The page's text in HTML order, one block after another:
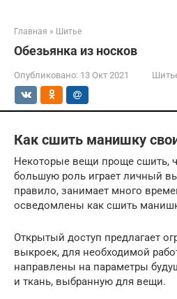
Главная » Шитье
Обезьянка из носков
Опубликовано: 13 Окт 2021
Как сшить манишку
Некоторые вещи проще сшить,
большую роль играет личный
правило, занимает много
осведомлены как сшить
Открытый доступ предлагает
выкроек, для необходимой
направлены на параметры
и ткань, выбранную для вещи.